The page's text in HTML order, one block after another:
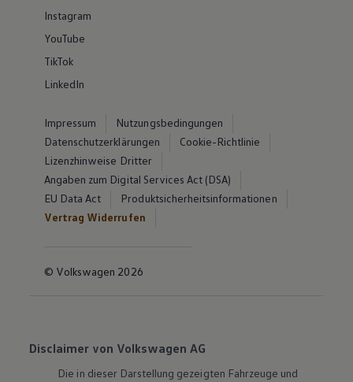
Instagram
YouTube
TikTok
LinkedIn
Impressum
Nutzungsbedingungen
Datenschutzerklärungen
Cookie-Richtlinie
Lizenzhinweise Dritter
Angaben zum Digital Services Act (DSA)
EU Data Act
Produktsicherheitsinformationen
Vertrag Widerrufen
© Volkswagen 2026
Disclaimer von Volkswagen AG
Die in dieser Darstellung gezeigten Fahrzeuge und